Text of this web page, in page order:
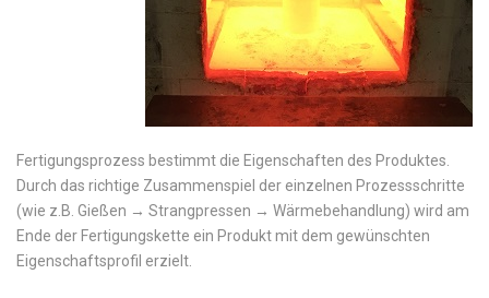
Fertigungsprozess bestimmt die Eigenschaften des Produktes.
Durch das richtige Zusammenspiel der einzelnen Prozessschritte
(wie z.B. Gießen → Strangpressen → Wärmebehandlung) wird am
Ende der Fertigungskette ein Produkt mit dem gewünschten
Eigenschaftsprofil erzielt.